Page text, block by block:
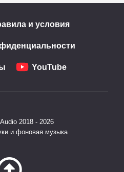
и условия
YouTube
2018 - 2026
и фоновая музыка